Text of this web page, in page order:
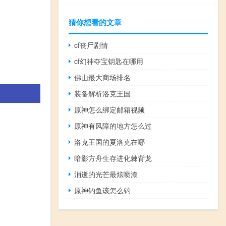
猜你想看的文章
cf丧尸剧情
cf幻神夺宝钥匙在哪用
佛山最大商场排名
装备解析洛克王国
原神怎么绑定邮箱视频
原神有风障的地方怎么过
洛克王国的夏洛克在哪
暗影方舟生存进化棘背龙
消逝的光芒最炫喷漆
原神钓鱼该怎么钓